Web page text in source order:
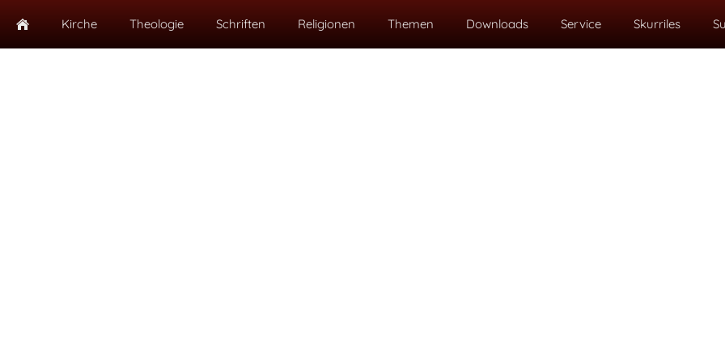
Kirche Theologie Schriften Religionen Themen Downloads Service Skurriles